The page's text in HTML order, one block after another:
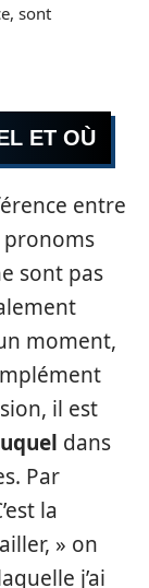
sont
ET OÙ
entre
pronoms
sont pas
moment,
il est
dans
Par
la
» on
j’ai